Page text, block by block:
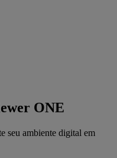
ONE
seu ambiente digital em